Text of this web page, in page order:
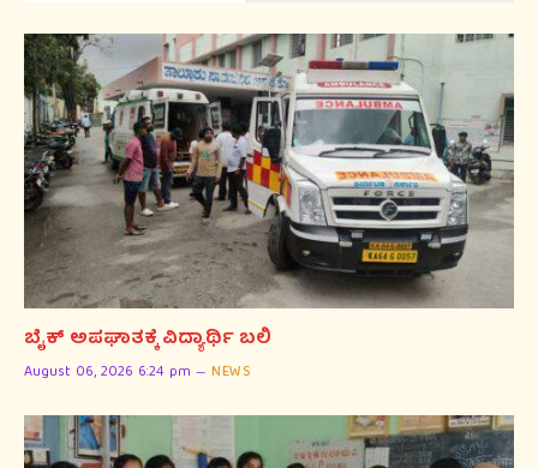
ಬೈಕ್ ಅಪಘಾತಕ್ಕೆ ವಿದ್ಯಾರ್ಥಿ ಬಲಿ
August 06, 2026 6:24 pm NEWS